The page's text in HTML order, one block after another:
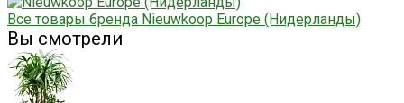
Все товары бренда Nieuwkoop Europe (Нидерланды)
Вы смотрели